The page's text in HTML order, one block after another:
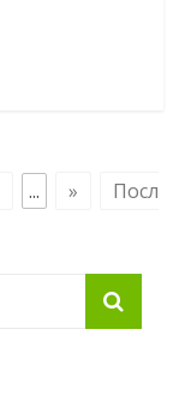
... »
Посл